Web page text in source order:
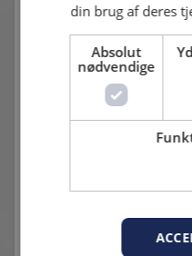
holder HIF lidt igen, den
betragtning. Avarta får
hovedstød efter et indlæg
der ikke rigtigt mere. I
HIF's unge spillere
debut. Kampen slutter
stor ros til Avarta og til
par gange. Vi spiller
din brug af deres
Absolut
nødvendige